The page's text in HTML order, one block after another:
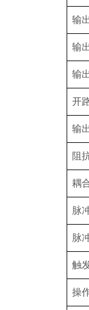
输
输
输
开
输
阻
耦
脉
脉
触
操